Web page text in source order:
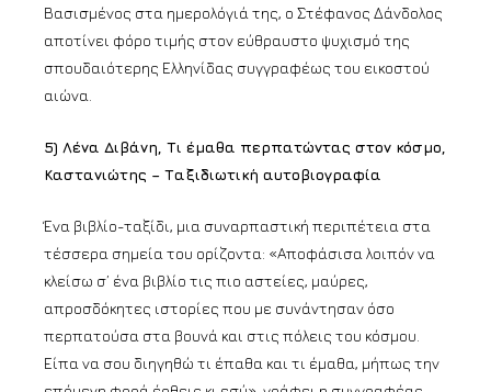
Βασισμένος στα ημερολόγιά της, ο Στέφανος Δάνδολος
αποτίνει φόρο τιμής στον εύθραυστο ψυχισμό της
σπουδαιότερης Ελληνίδας συγγραφέως του εικοστού
αιώνα.
5) Λένα Διβάνη, Τι έμαθα περπατώντας στον κόσμο,
Καστανιώτης – Ταξιδιωτική αυτοβιογραφία
Ένα βιβλίο-ταξίδι, μια συναρπαστική περιπέτεια στα
τέσσερα σημεία του ορίζοντα: «Αποφάσισα λοιπόν να
κλείσω σ’ ένα βιβλίο τις πιο αστείες, μαύρες,
απροσδόκητες ιστορίες που με συνάντησαν όσο
περπατούσα στα βουνά και στις πόλεις του κόσμου.
Είπα να σου διηγηθώ τι έπαθα και τι έμαθα, μήπως την